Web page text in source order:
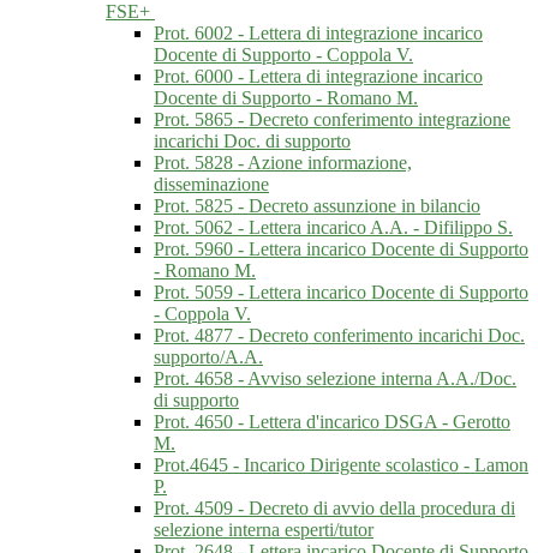
FSE+
Prot. 6002 - Lettera di integrazione incarico
Docente di Supporto - Coppola V.
Prot. 6000 - Lettera di integrazione incarico
Docente di Supporto - Romano M.
Prot. 5865 - Decreto conferimento integrazione
incarichi Doc. di supporto
Prot. 5828 - Azione informazione,
disseminazione
Prot. 5825 - Decreto assunzione in bilancio
Prot. 5062 - Lettera incarico A.A. - Difilippo S.
Prot. 5960 - Lettera incarico Docente di Supporto
- Romano M.
Prot. 5059 - Lettera incarico Docente di Supporto
- Coppola V.
Prot. 4877 - Decreto conferimento incarichi Doc.
supporto/A.A.
Prot. 4658 - Avviso selezione interna A.A./Doc.
di supporto
Prot. 4650 - Lettera d'incarico DSGA - Gerotto
M.
Prot.4645 - Incarico Dirigente scolastico - Lamon
P.
Prot. 4509 - Decreto di avvio della procedura di
selezione interna esperti/tutor